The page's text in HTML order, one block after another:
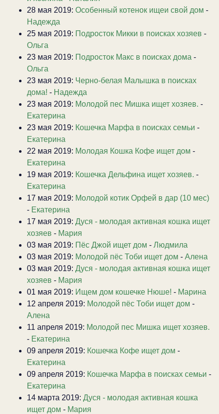
28 мая 2019: Особенный котенок ищеи свой дом -
Надежда
25 мая 2019: Подросток Микки в поисках хозяев -
Ольга
23 мая 2019: Подросток Макс в поисках дома -
Ольга
23 мая 2019: Черно-белая Малышка в поисках
дома! - Надежда
23 мая 2019: Молодой пес Мишка ищет хозяев. -
Екатерина
23 мая 2019: Кошечка Марфа в поисках семьи -
Екатерина
22 мая 2019: Молодая Кошка Кофе ищет дом -
Екатерина
19 мая 2019: Кошечка Дельфина ищет хозяев. -
Екатерина
17 мая 2019: Молодой котик Орфей в дар (10 мес)
- Екатерина
17 мая 2019: Дуся - молодая активная кошка ищет
хозяев - Мария
03 мая 2019: Пёс Джой ищет дом - Людмила
03 мая 2019: Молодой пёс Тоби ищет дом - Алена
03 мая 2019: Дуся - молодая активная кошка ищет
хозяев - Мария
01 мая 2019: Ищем дом кошечке Нюше! - Марина
12 апреля 2019: Молодой пёс Тоби ищет дом -
Алена
11 апреля 2019: Молодой пес Мишка ищет хозяев.
- Екатерина
09 апреля 2019: Кошечка Кофе ищет дом -
Екатерина
09 апреля 2019: Кошечка Марфа в поисках семьи -
Екатерина
14 марта 2019: Дуся - молодая активная кошка
ищет дом - Мария